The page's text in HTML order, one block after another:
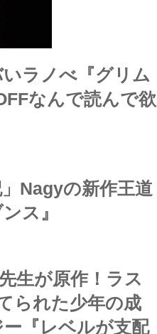
ラノべ『グリム
なんで読んで欲
Nagyの新作王道
ス』
生が原作！ラス
られた少年の成
『レベルが支配